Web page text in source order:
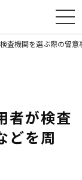
検査機関を選ぶ際
者が検査
どを周